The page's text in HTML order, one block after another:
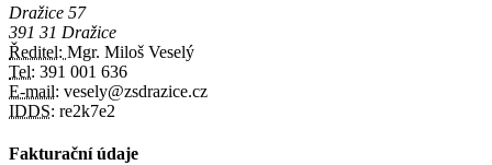
Dražice 57
391 31 Dražice
Ředitel: Mgr. Miloš Veselý
Tel: 391 001 636
E-mail: vesely@zsdrazice.cz
IDDS: re2k7e2
Fakturační údaje